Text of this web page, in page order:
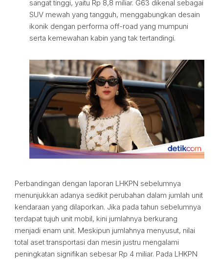
sangat tinggi, yaitu Rp 8,8 miliar. G63 dikenal sebagai
SUV mewah yang tangguh, menggabungkan desain
ikonik dengan performa off-road yang mumpuni
serta kemewahan kabin yang tak tertandingi.
Perbandingan dengan laporan LHKPN sebelumnya
menunjukkan adanya sedikit perubahan dalam jumlah unit
kendaraan yang dilaporkan. Jika pada tahun sebelumnya
terdapat tujuh unit mobil, kini jumlahnya berkurang
menjadi enam unit. Meskipun jumlahnya menyusut, nilai
total aset transportasi dan mesin justru mengalami
peningkatan signifikan sebesar Rp 4 miliar. Pada LHKPN